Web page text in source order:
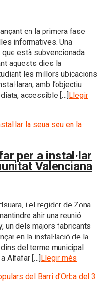
en la primera fase
informatives. Una
està subvencionada
aquests dies la
les millors ubicacions
amb l’objectiu
accessible […]Llegir
per a instal·lar
Valenciana
i el regidor de Zona
ahir una reunió
un dels majors fabricants
en la instal·lació de la
del terme municipal
Alfafar […]Llegir més